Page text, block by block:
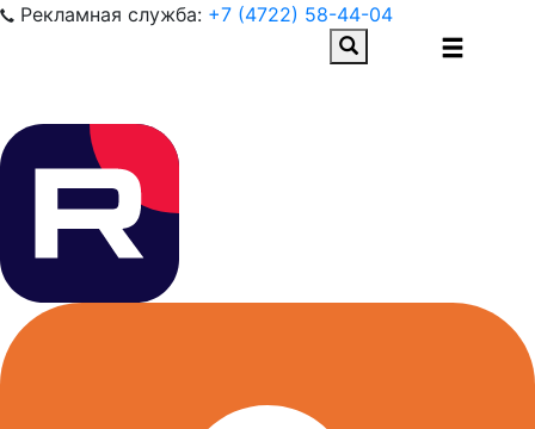
Рекламная служба: +7 (4722) 58-44-04